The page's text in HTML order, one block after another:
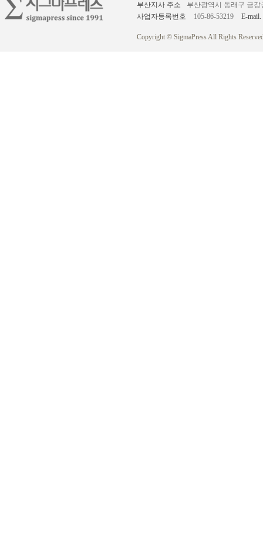
부산지사 주소
부산광역시 동래구 금강
사업자등록번호
105-86-53219 E-mail.
Copyright © SigmaPress All Rights